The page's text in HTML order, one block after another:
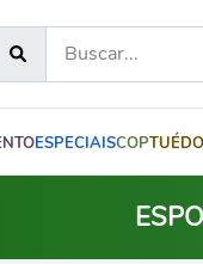
ESPECIAISCOP